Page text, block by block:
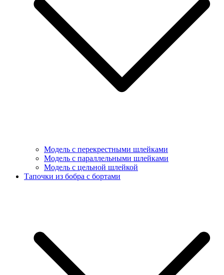
Модель с перекрестными шлейками
Модель с параллельными шлейками
Модель с цельной шлейкой
Тапочки из бобра с бортами